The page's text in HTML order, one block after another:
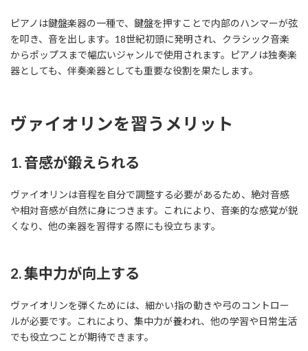
ピアノは鍵盤楽器の一種で、鍵盤を押すことで内部のハンマーが弦
を叩き、音を出します。18世紀初頭に発明され、クラシック音楽
からポップスまで幅広いジャンルで使用されます。ピアノは独奏楽
器としても、伴奏楽器としても重要な役割を果たします。
ヴァイオリンを習うメリット
1. 音感が鍛えられる
ヴァイオリンは音程を自分で調整する必要があるため、絶対音感
や相対音感が自然に身につきます。これにより、音楽的な感覚が鋭
くなり、他の楽器を習得する際にも役立ちます。
2. 集中力が向上する
ヴァイオリンを弾くためには、細かい指の動きや弓のコントロー
ルが必要です。これにより、集中力が養われ、他の学習や日常生活
でも役立つことが期待できます。